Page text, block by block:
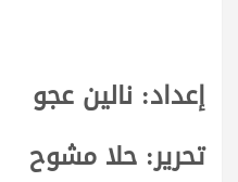
إعداد: نالين عجو
تحرير: حلا مشوح